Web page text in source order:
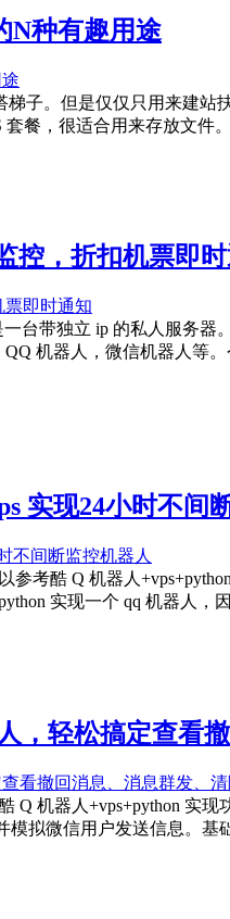
N种有趣用途
子。但是仅仅只用来建
套餐，很适合用来存放文
控，折扣机票即
台带独立 ip 的私人服务
机器人，微信机器人
实现24小时不间
考酷 Q 机器人
实现一个 qq 机器人
，轻松搞定查看
Q 机器人+vps+python 实
模拟微信用户发送信息。